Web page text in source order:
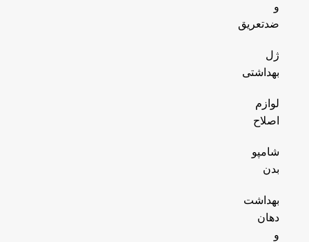
و
ضدتعریق
ژل
بهداشتی
لوازم
اصلاح
شامپو
بدن
بهداشت
دهان
و